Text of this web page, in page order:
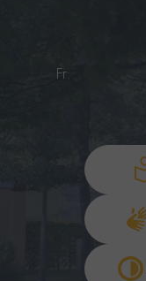
Fr: